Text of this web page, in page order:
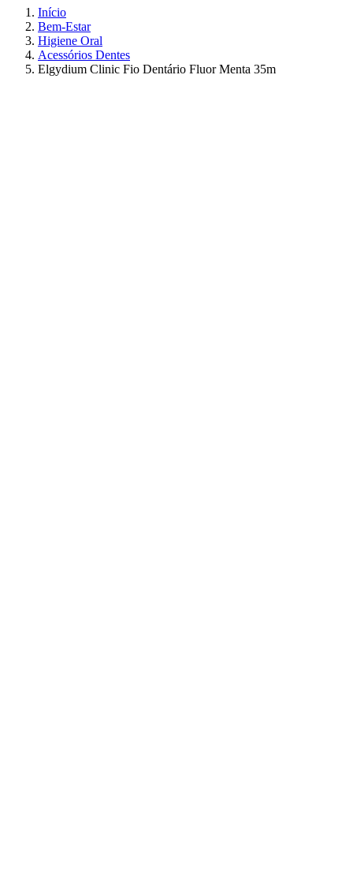
Início
Bem-Estar
Higiene Oral
Acessórios Dentes
Elgydium Clinic Fio Dentário Fluor Menta 35m